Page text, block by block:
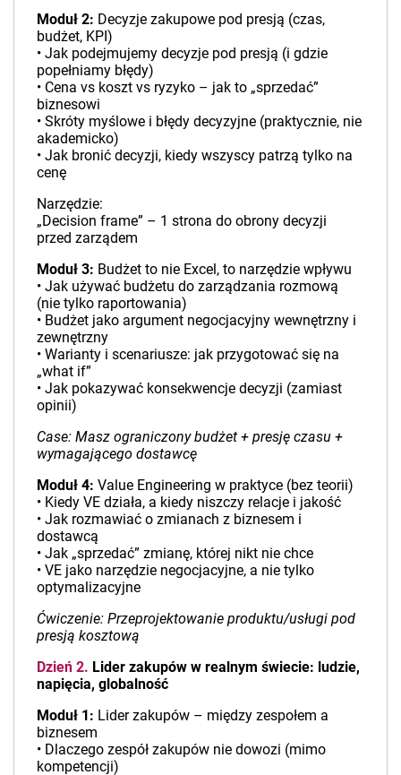
Moduł 2: Decyzje zakupowe pod presją (czas,
budżet, KPI)
• Jak podejmujemy decyzje pod presją (i gdzie
popełniamy błędy)
• Cena vs koszt vs ryzyko – jak to „sprzedać”
biznesowi
• Skróty myślowe i błędy decyzyjne (praktycznie, nie
akademicko)
• Jak bronić decyzji, kiedy wszyscy patrzą tylko na
cenę
Narzędzie:
„Decision frame” – 1 strona do obrony decyzji
przed zarządem
Moduł 3: Budżet to nie Excel, to narzędzie wpływu
• Jak używać budżetu do zarządzania rozmową
(nie tylko raportowania)
• Budżet jako argument negocjacyjny wewnętrzny i
zewnętrzny
• Warianty i scenariusze: jak przygotować się na
„what if”
• Jak pokazywać konsekwencje decyzji (zamiast
opinii)
Case: Masz ograniczony budżet + presję czasu +
wymagającego dostawcę
Moduł 4: Value Engineering w praktyce (bez teorii)
• Kiedy VE działa, a kiedy niszczy relacje i jakość
• Jak rozmawiać o zmianach z biznesem i
dostawcą
• Jak „sprzedać” zmianę, której nikt nie chce
• VE jako narzędzie negocjacyjne, a nie tylko
optymalizacyjne
Ćwiczenie: Przeprojektowanie produktu/usługi pod
presją kosztową
Dzień 2. Lider zakupów w realnym świecie: ludzie,
napięcia, globalność
Moduł 1: Lider zakupów – między zespołem a
biznesem
• Dlaczego zespół zakupów nie dowozi (mimo
kompetencji)